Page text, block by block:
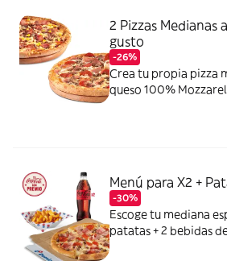
2 Pizzas Medianas
gusto
-26%
Crea tu propia pizza
queso 100%
Menú para X2 +
-30%
Escoge tu mediana
patatas + 2 bebidas